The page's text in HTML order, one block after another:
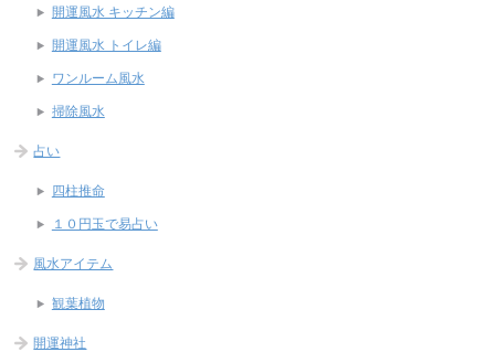
開運風水 キッチン編
開運風水 トイレ編
ワンルーム風水
掃除風水
占い
四柱推命
１０円玉で易占い
風水アイテム
観葉植物
開運神社